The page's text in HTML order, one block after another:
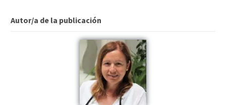
Autor/a de la publicación